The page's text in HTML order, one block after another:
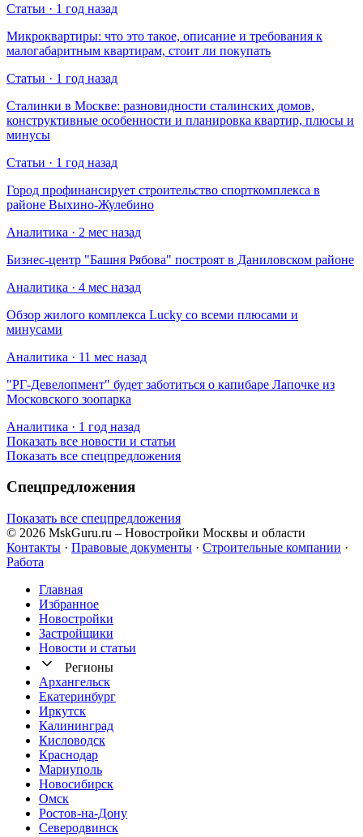
Статьи · 1 год назад
Микроквартиры: что это такое, описание и требования к
малогабаритным квартирам, стоит ли покупать
Статьи · 1 год назад
Сталинки в Москве: разновидности сталинских домов,
конструктивные особенности и планировка квартир, плюсы и
минусы
Статьи · 1 год назад
Город профинансирует строительство спорткомплекса в
районе Выхино-Жулебино
Аналитика · 2 мес назад
Бизнес-центр "Башня Рябова" построят в Даниловском районе
Аналитика · 4 мес назад
Обзор жилого комплекса Lucky со всеми плюсами и
минусами
Аналитика · 11 мес назад
​"РГ-Девелопмент" будет заботиться о капибаре Лапочке из
Московского зоопарка
Аналитика · 1 год назад
Показать все новости и статьи
Показать все спецпредложения
Спецпредложения
Показать все спецпредложения
© 2026 MskGuru.ru – Новостройки Москвы и области
Контакты · Правовые документы · Строительные компании ·
Работа
Главная
Избранное
Новостр ойки
Застройщики
Новости и статьи
Регионы
Архангельск
Екатеринбург
Иркутск
Калининград
Кисловодск
Краснодар
Мариуполь
Новосибирск
Омск
Ростов-на-Дону
Северодвинск